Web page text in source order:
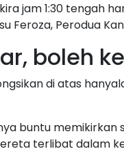
jam 1:30 tengah
Feroza, Perodua
boleh ke
di atas
buntu
terlibat dalam